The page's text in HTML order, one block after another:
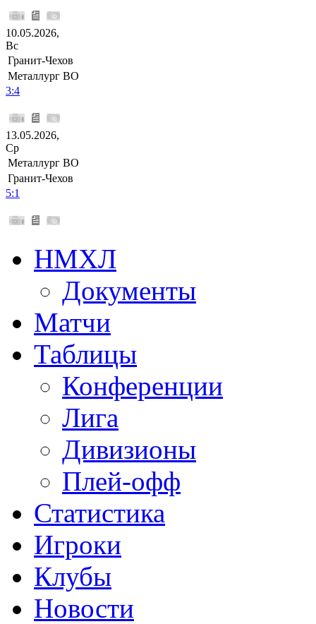
10.05.2026,
Вс
Гранит-Чехов
Металлург ВО
3:4
13.05.2026,
Ср
Металлург ВО
Гранит-Чехов
5:1
НМХЛ
Документы
Матчи
Таблицы
Конференции
Лига
Дивизионы
Плей-офф
Статистика
Игроки
Клубы
Новости